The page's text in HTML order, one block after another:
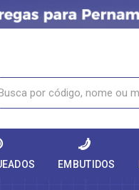
EMBUTIDOS